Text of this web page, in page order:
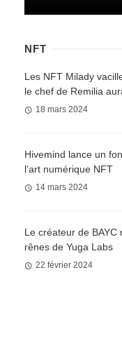
NFT
Les NFT Milady
le chef de Remilia
18 mars 2024
Hivemind lance un
l’art numérique NFT
14 mars 2024
Le créateur de BAYC
rênes de Yuga Labs
22 février 2024